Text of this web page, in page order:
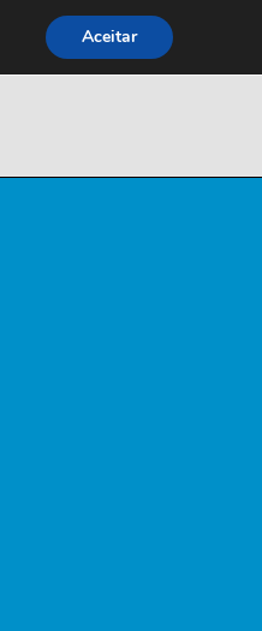
Aceitar